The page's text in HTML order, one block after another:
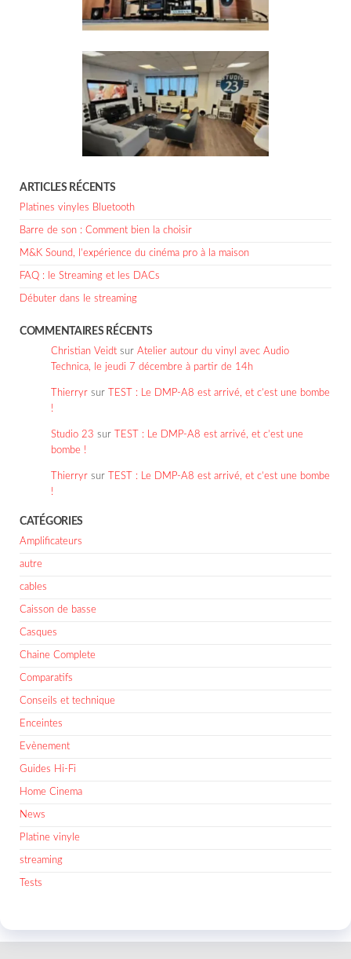
ARTICLES RÉCENTS
Platines vinyles Bluetooth
Barre de son : Comment bien la choisir
M&K Sound, l’expérience du cinéma pro à la maison
FAQ : le Streaming et les DACs
Débuter dans le streaming
COMMENTAIRES RÉCENTS
Christian Veidt sur Atelier autour du vinyl avec Audio
Technica, le jeudi 7 décembre à partir de 14h
Thierryr sur
TEST : Le DMP-A8 est arrivé, et c’est une bombe
!
Studio 23 sur
TEST : Le DMP-A8 est arrivé, et c’est une
bombe !
Thierryr sur
TEST : Le DMP-A8 est arrivé, et c’est une bombe
!
CATÉGORIES
Amplificateurs
autre
cables
Caisson de basse
Casques
Chaine Complete
Comparatifs
Conseils et technique
Enceintes
Evènement
Guides Hi-Fi
Home Cinema
News
Platine vinyle
streaming
Tests